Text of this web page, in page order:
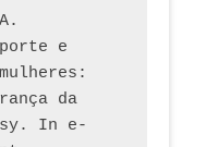
e
da
In e-